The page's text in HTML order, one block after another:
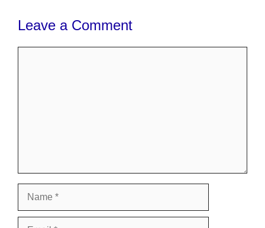
Leave a Comment